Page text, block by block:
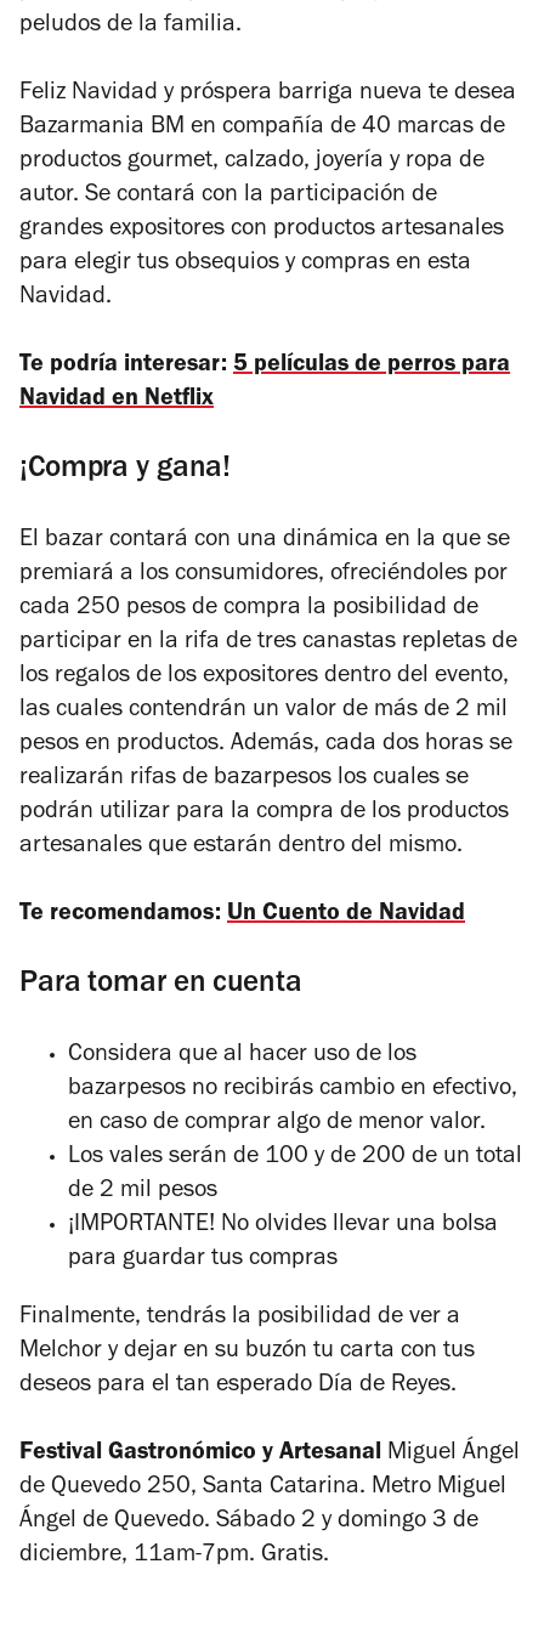
peludos de la familia.
Feliz Navidad y próspera barriga nueva te desea
Bazarmania BM en compañía de 40 marcas de
productos gourmet, calzado, joyería y ropa de
autor. Se contará con la participación de
grandes expositores con productos artesanales
para elegir tus obsequios y compras en esta
Navidad.
Te podría interesar: 5 películas de perros para
Navidad en Netflix
¡Compra y gana!
El bazar contará con una dinámica en la que se
premiará a los consumidores, ofreciéndoles por
cada 250 pesos de compra la posibilidad de
participar en la rifa de tres canastas repletas de
los regalos de los expositores dentro del evento,
las cuales contendrán un valor de más de 2 mil
pesos en productos. Además, cada dos horas se
realizarán rifas de bazarpesos los cuales se
podrán utilizar para la compra de los productos
artesanales que estarán dentro del mismo.
Te recomendamos: Un Cuento de Navidad
Para tomar en cuenta
Considera que al hacer uso de los
bazarpesos no recibirás cambio en efectivo,
en caso de comprar algo de menor valor.
Los vales serán de 100 y de 200 de un total
de 2 mil pesos
¡IMPORTANTE! No olvides llevar una bolsa
para guardar tus compras
Finalmente, tendrás la posibilidad de ver a
Melchor y dejar en su buzón tu carta con tus
deseos para el tan esperado Día de Reyes.
Festival Gastronómico y Artesanal Miguel Ángel
de Quevedo 250, Santa Catarina. Metro Miguel
Ángel de Quevedo. Sábado 2 y domingo 3 de
diciembre, 11am-7pm. Gratis.